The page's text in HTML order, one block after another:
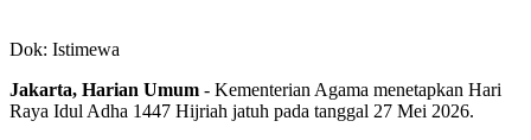
Dok: Istimewa
Jakarta, Harian Umum - Kementerian Agama menetapkan Hari
Raya Idul Adha 1447 Hijriah jatuh pada tanggal 27 Mei 2026.